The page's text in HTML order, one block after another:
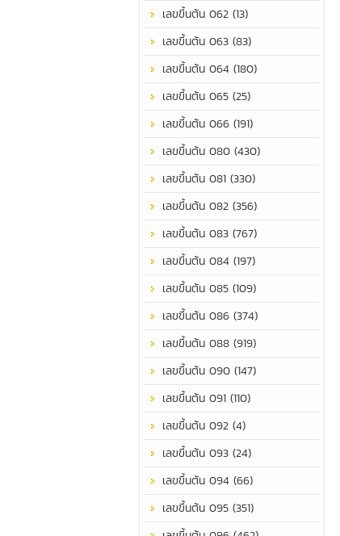
เลขขึ้นต้น 062 (13)
เลขขึ้นต้น 063 (83)
เลขขึ้นต้น 064 (180)
เลขขึ้นต้น 065 (25)
เลขขึ้นต้น 066 (191)
เลขขึ้นต้น 080 (430)
เลขขึ้นต้น 081 (330)
เลขขึ้นต้น 082 (356)
เลขขึ้นต้น 083 (767)
เลขขึ้นต้น 084 (197)
เลขขึ้นต้น 085 (109)
เลขขึ้นต้น 086 (374)
เลขขึ้นต้น 088 (919)
เลขขึ้นต้น 090 (147)
เลขขึ้นต้น 091 (110)
เลขขึ้นต้น 092 (4)
เลขขึ้นต้น 093 (24)
เลขขึ้นต้น 094 (66)
เลขขึ้นต้น 095 (351)